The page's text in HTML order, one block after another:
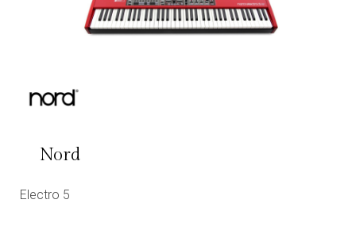
Nord
Electro 5